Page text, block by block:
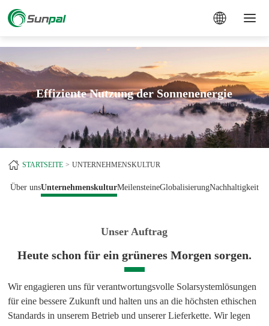
Effiziente Nutzung der Sonnenenergie
STARTSEITE UNTERNEHMENSKULTUR
Über unsUnternehmenskulturMeilensteineGlobalisierungNachhaltigkeit
Unser Auftrag
Heute schon für ein grüneres Morgen sorgen.
Wir engagieren uns für verantwortungsvolle Solarsystemlösungen
für eine bessere Zukunft und halten uns an die höchsten ethischen
Standards in unserem Betrieb und unserer Lieferkette. Wir legen